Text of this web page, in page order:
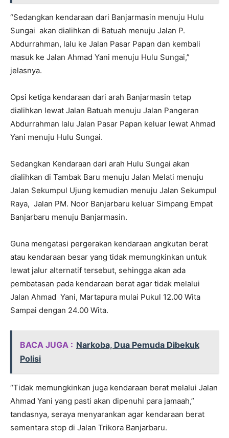
“Sedangkan kendaraan dari Banjarmasin menuju Hulu
Sungai akan dialihkan di Batuah menuju Jalan P.
Abdurrahman, lalu ke Jalan Pasar Papan dan kembali
masuk ke Jalan Ahmad Yani menuju Hulu Sungai,”
jelasnya.
Opsi ketiga kendaraan dari arah Banjarmasin tetap
dialihkan lewat Jalan Batuah menuju Jalan Pangeran
Abdurrahman lalu Jalan Pasar Papan keluar lewat Ahmad
Yani menuju Hulu Sungai.
Sedangkan Kendaraan dari arah Hulu Sungai akan
dialihkan di Tambak Baru menuju Jalan Melati menuju
Jalan Sekumpul Ujung kemudian menuju Jalan Sekumpul
Raya, Jalan PM. Noor Banjarbaru keluar Simpang Empat
Banjarbaru menuju Banjarmasin.
Guna mengatasi pergerakan kendaraan angkutan berat
atau kendaraan besar yang tidak memungkinkan untuk
lewat jalur alternatif tersebut, sehingga akan ada
pembatasan pada kendaraan berat agar tidak melalui
Jalan Ahmad Yani, Martapura mulai Pukul 12.00 Wita
Sampai dengan 24.00 Wita.
BACA JUGA : Narkoba, Dua Pemuda Dibekuk
Polisi
“Tidak memungkinkan juga kendaraan berat melalui Jalan
Ahmad Yani yang pasti akan dipenuhi para jamaah,”
tandasnya, seraya menyarankan agar kendaraan berat
sementara stop di Jalan Trikora Banjarbaru.